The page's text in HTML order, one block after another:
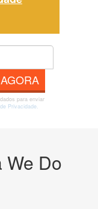
para enviar
Privacidade.
We Do